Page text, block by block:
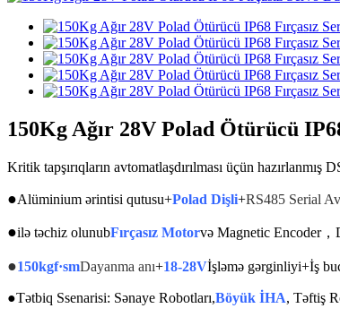
150Kg Ağır 28V Polad Ötürücü
Kritik tapşırıqların avtomatlaşdırılması üçün
●Alüminium ərintisi qutusu+Polad Dişli+RS485 Serial
●ilə təchiz olunubFırçasız Motorvə Magnetic Encoder
●150kgf·smDayanma anı+18-28Vİşləmə gərginliyi+İş
●Tətbiq Ssenarisi: Sənaye Robotları,Böyük İHA, Təftiş